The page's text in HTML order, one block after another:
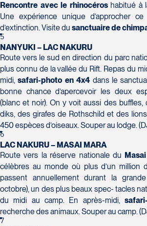
Rencontre avec le rhinocéroshabitué à
Une expérience unique d’approcher
d’extinction. Visite du sanctuaire de
5
NANYUKI – LAC NAKURU
Route vers le sud en direction du parc
plus connu de la vallée du Rift. Repas du
midi, safari-photo en 4x4 dans le
bonne chance d’apercevoir les deux
(blanc et noir). On y voit aussi des buffles,
diks, des girafes de Rothschild et des
450 espèces d’oiseaux. Souper au lodge.
6
LAC NAKURU – MASAI MARA
Route vers la réserve nationale du
célèbres au monde où plus d’un million
passent annuellement durant la
octobre), un des plus beaux spec- tacles
du midi au camp. En après-midi,
recherche des animaux. Souper au camp.
7
Voyages Boislard Poirier
2840 Boulevard Laframboise
Saint-Hyacinthe
J2S 4Z1
Tél : 450-774-6436 / 1-800-561-2967
Voyages CAA Brossard
Brossard
J4Y 0G4
Tél :450-465-0620 / 1-844-869-2439
Voyages CAA Québec
500 rue Bouvier - Suite 202
Québec
G2J 1E3
Tél :
418-624-8222 / 1-844-869-2439
Voyages Émotions
2 rue Pleau
Pont-Rouge
G3H 2G2
Tél :418-873-4515